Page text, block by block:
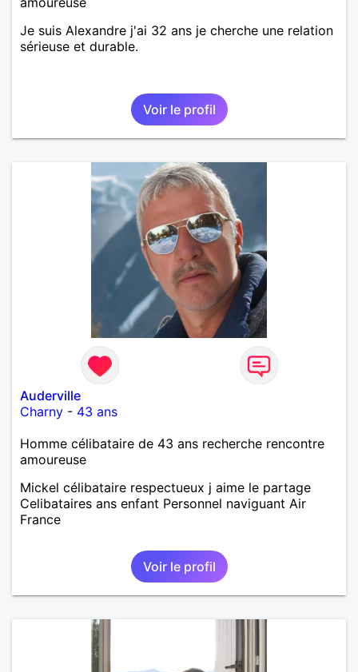
Je suis Alexandre j'ai 32 ans je cherche une relation
sérieuse et durable.
Voir le profil
Auderville
Charny - 43 ans
Homme célibataire de 43 ans recherche rencontre
amoureuse
Mickel célibataire respectueux j aime le partage
Celibataires ans enfant Personnel naviguant Air
France
Voir le profil